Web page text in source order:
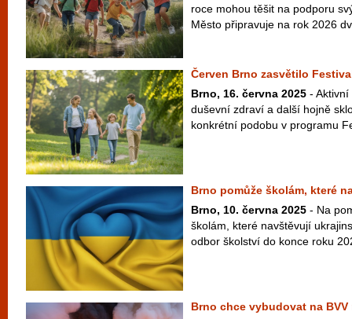
roce mohou těšit na podporu
Město připravuje na rok 2026
Červen Brno zasvětilo
Brno, 16. června 2025 -
duševní zdraví a další hojně
konkrétní podobu v programu
Brno pomůže školám, které
Brno, 10. června 2025 - Na
školám, které navštěvují
odbor školství do konce roku
Brno chce vybudovat na